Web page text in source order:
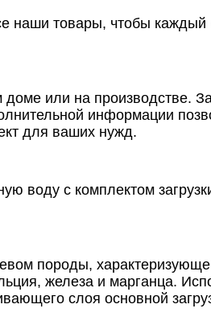
товары, чтобы каждый
или на производстве.
информации
для ваших нужд.
воду с комплектом
породы,
железа и марганца.
слоя основной